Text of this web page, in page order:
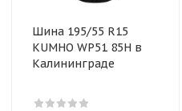
Шина 195/55 R15
KUMHO WP51 85H в
Калининграде